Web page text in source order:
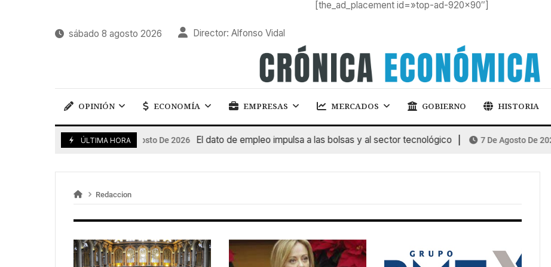
[the_ad_placement id=»top-ad-920×90″]
sábado 8 agosto 2026 Director: Alfonso Vidal
OPINIÓN ECONOMÍA EMPRESAS MERCADOS GOBIERNO HISTORIA
ÚLTIMA HORA
7 De Agosto De 2026 El dato de empleo impulsa a las bolsas y al sector tecnológico 7 De Agosto De 2026
Redaccion